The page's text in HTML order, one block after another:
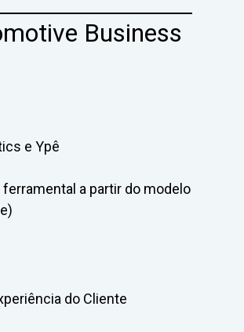
Business
e Ypê
a partir do modelo
do Cliente